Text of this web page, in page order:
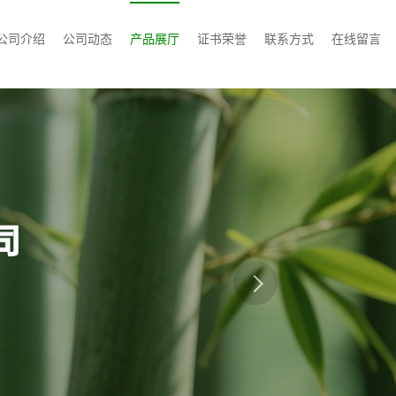
司介绍 公司动态 产品展厅 证书荣誉 联系方式 在线留言